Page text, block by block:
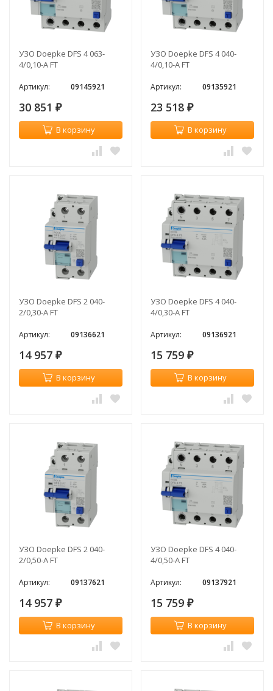
УЗО Doepke DFS 4 063-
4/0,10-A FT
Артикул: 09145921
30 851 ₽
В корзину
УЗО Doepke DFS 4 040-
4/0,10-A FT
Артикул: 09135921
23 518 ₽
В корзину
УЗО Doepke DFS 2 040-
2/0,30-A FT
Артикул: 09136621
14 957 ₽
В корзину
УЗО Doepke DFS 4 040-
4/0,30-A FT
Артикул: 09136921
15 759 ₽
В корзину
УЗО Doepke DFS 2 040-
2/0,50-A FT
Артикул: 09137621
14 957 ₽
В корзину
УЗО Doepke DFS 4 040-
4/0,50-A FT
Артикул: 09137921
15 759 ₽
В корзину